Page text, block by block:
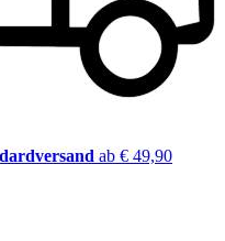
ab € 49,90